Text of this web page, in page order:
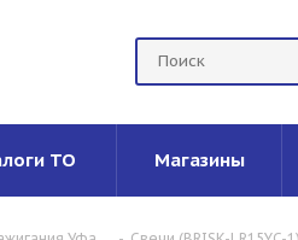
ТО Магазины